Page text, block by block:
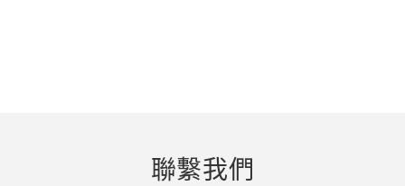
聯繫我們